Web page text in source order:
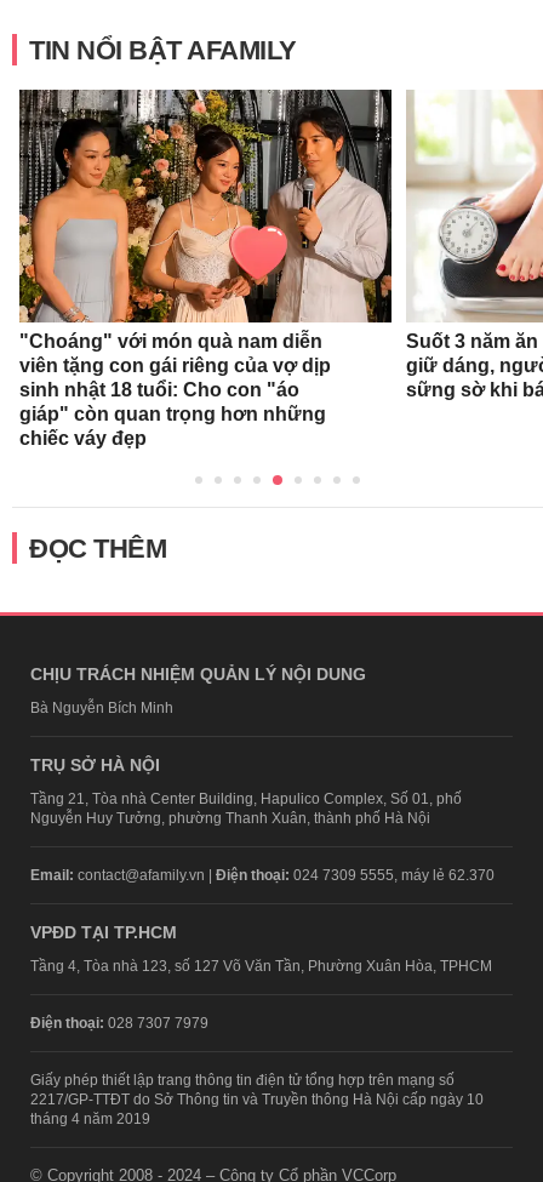
TIN NỔI BẬT AFAMILY
"Choáng" với món quà nam diễn
viên tặng con gái riêng của vợ dịp
sinh nhật 18 tuổi: Cho con "áo
giáp" còn quan trọng hơn những
chiếc váy đẹp
Suốt 3 năm
giữ dáng,
sững sờ khi
ĐỌC THÊM
CHỊU TRÁCH NHIỆM QUẢN LÝ NỘI DUNG
Bà Nguyễn Bích Minh
TRỤ SỞ HÀ NỘI
Tầng 21, Tòa nhà Center Building, Hapulico Complex, Số 01, phố
Nguyễn Huy Tưởng, phường Thanh Xuân, thành phố Hà Nội
Email: contact@afamily.vn | Điện thoại: 024 7309 5555, máy lẻ 62.370
VPĐD TẠI TP.HCM
Tầng 4, Tòa nhà 123, số 127 Võ Văn Tần, Phường Xuân Hòa, TPHCM
Điện thoại: 028 7307 7979
Giấy phép thiết lập trang thông tin điện tử tổng hợp trên mạng số
2217/GP-TTĐT do Sở Thông tin và Truyền thông Hà Nội cấp ngày 10
tháng 4 năm 2019
© Copyright 2008 - 2024 – Công ty Cổ phần VCCorp